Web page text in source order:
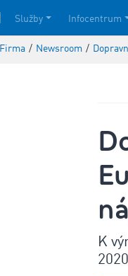
Služby Infocentrum
Firma / Newsroom /
K